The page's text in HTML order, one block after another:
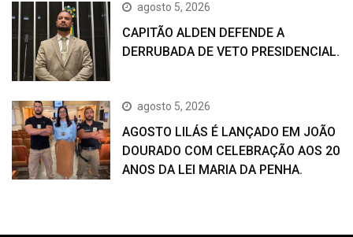
agosto 5, 2026
CAPITÃO ALDEN DEFENDE A
DERRUBADA DE VETO PRESIDENCIAL.
agosto 5, 2026
AGOSTO LILÁS É LANÇADO EM JOÃO
DOURADO COM CELEBRAÇÃO AOS 20
ANOS DA LEI MARIA DA PENHA.